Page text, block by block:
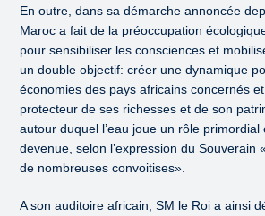
En outre, dans sa démarche annoncée
Maroc a fait de la préoccupation
pour sensibiliser les consciences et
un double objectif: créer une dynamique
économies des pays africains concernés
protecteur de ses richesses et de son
autour duquel l’eau joue un rôle
devenue, selon l’expression du Souverain
de nombreuses convoitises».
A son auditoire africain, SM le Roi a ainsi